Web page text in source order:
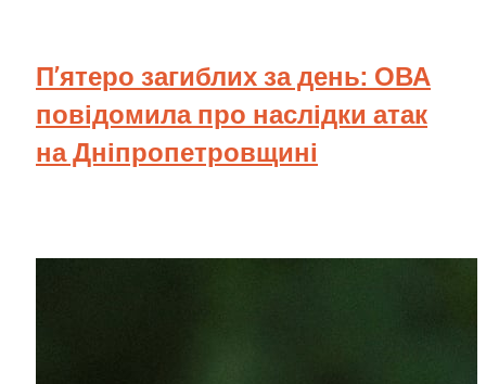
П’ятеро загиблих за день: ОВА
повідомила про наслідки атак
на Дніпропетровщині